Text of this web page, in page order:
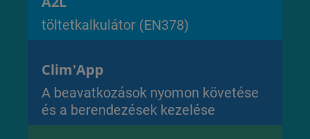
töltetkalkulátor (EN378)
Clim'App
A beavatkozások nyomon követése
és a berendezések kezelése